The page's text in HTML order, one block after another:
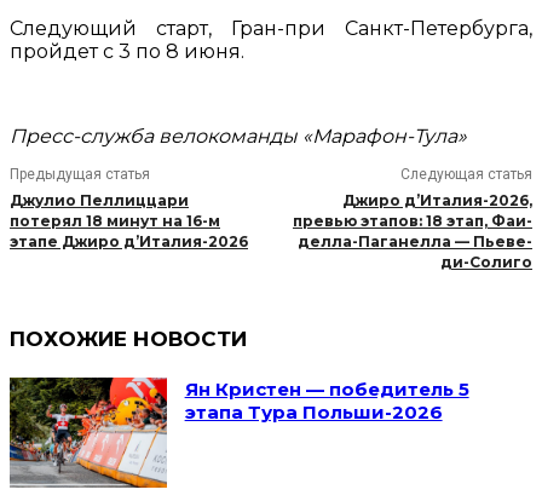
Следующий старт, Гран-при Санкт-Петербурга,
пройдет с 3 по 8 июня.
Пресс-служба велокоманды «Марафон-Тула»
Предыдущая статья
Джулио Пеллиццари
потерял 18 минут на 16-м
этапе Джиро д’Италия-2026
Следующая статья
Джиро д’Италия-2026,
превью этапов: 18 этап, Фаи-
делла-Паганелла — Пьеве-
ди-Солиго
ПОХОЖИЕ НОВОСТИ
Ян Кристен — победитель 5
этапа Тура Польши-2026